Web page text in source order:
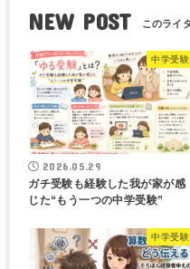
NEW POST
中学受験
2026.05.29
ガチ受験も経験した我が家が感
じた“もう一つの中学受験”
中学受験